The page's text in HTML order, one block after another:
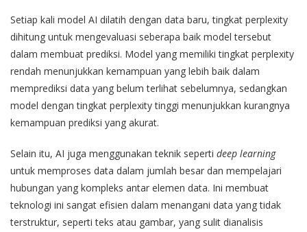
Setiap kali model AI dilatih dengan data baru, tingkat perplexity
dihitung untuk mengevaluasi seberapa baik model tersebut
dalam membuat prediksi. Model yang memiliki tingkat perplexity
rendah menunjukkan kemampuan yang lebih baik dalam
memprediksi data yang belum terlihat sebelumnya, sedangkan
model dengan tingkat perplexity tinggi menunjukkan kurangnya
kemampuan prediksi yang akurat.
Selain itu, AI juga menggunakan teknik seperti deep learning
untuk memproses data dalam jumlah besar dan mempelajari
hubungan yang kompleks antar elemen data. Ini membuat
teknologi ini sangat efisien dalam menangani data yang tidak
terstruktur, seperti teks atau gambar, yang sulit dianalisis